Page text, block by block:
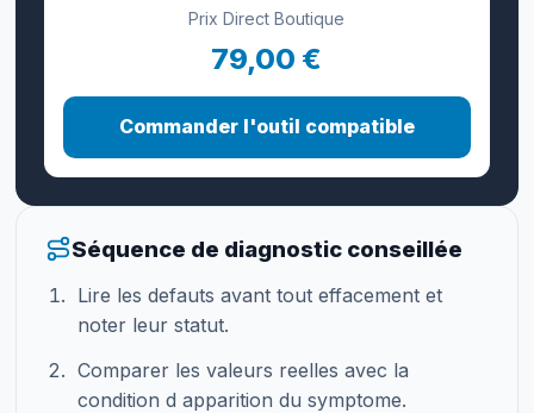
Prix Direct Boutique
79,00 €
Commander l'outil compatible
Séquence de diagnostic conseillée
Lire les defauts avant tout effacement et
noter leur statut.
Comparer les valeurs reelles avec la
condition d apparition du symptome.